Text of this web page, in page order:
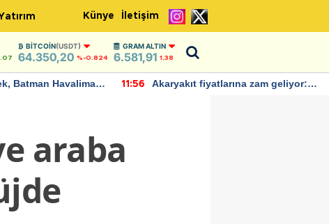
Künye İletişim
BITCOIN(USDT)
64.350,20 %-0.824
GRAM ALTIN
6.581,91 1,38
Batman Havalimanı
11:56
Akaryakıt fiyatlarına zam geliyor:
araba